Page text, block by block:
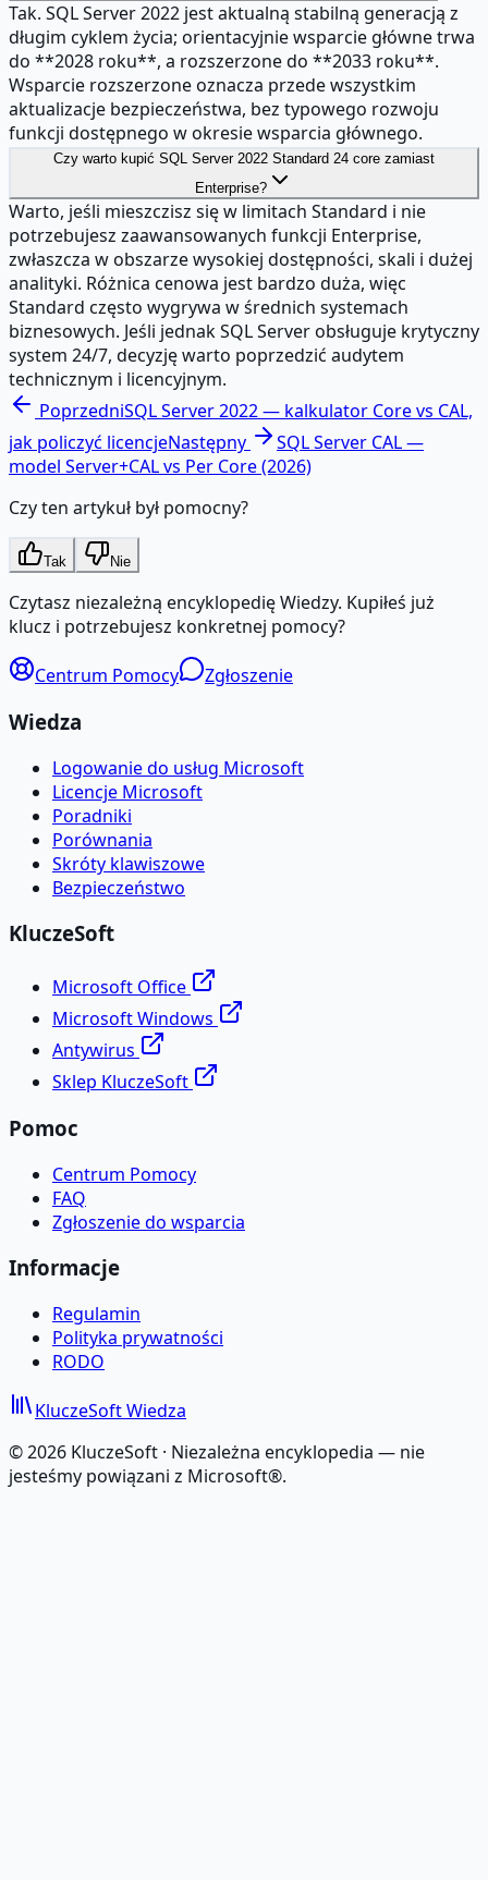
Tak. SQL Server 2022 jest aktualną stabilną generacją z
długim cyklem życia; orientacyjnie wsparcie główne trwa
do **2028 roku**, a rozszerzone do **2033 roku**.
Wsparcie rozszerzone oznacza przede wszystkim
aktualizacje bezpieczeństwa, bez typowego rozwoju
funkcji dostępnego w okresie wsparcia głównego.
Czy warto kupić SQL Server 2022 Standard 24 core zamiast
Enterprise?
Warto, jeśli mieszczisz się w limitach Standard i nie
potrzebujesz zaawansowanych funkcji Enterprise,
zwłaszcza w obszarze wysokiej dostępności, skali i dużej
analityki. Różnica cenowa jest bardzo duża, więc
Standard często wygrywa w średnich systemach
biznesowych. Jeśli jednak SQL Server obsługuje krytyczny
system 24/7, decyzję warto poprzedzić audytem
technicznym i licencyjnym.
PoprzedniSQL Server 2022 — kalkulator Core vs CAL,
jak policzyć licencjeNastępny
SQL Server CAL —
model Server+CAL vs Per Core (2026)
Czy ten artykuł był pomocny?
Tak Nie
Czytasz niezależną encyklopedię Wiedzy. Kupiłeś już
klucz i potrzebujesz konkretnej pomocy?
Centrum Pomocy Zgłoszenie
Wiedza
Logowanie do usług Microsoft
Licencje Microsoft
Poradniki
Porównania
Skróty klawiszowe
Bezpieczeństwo
KluczeSoft
Microsoft Office
Microsoft Windows
Antywirus
Sklep KluczeSoft
Pomoc
Centrum Pomocy
FAQ
Zgłoszenie do wsparcia
Informacje
Regulamin
Polityka prywatności
RODO
KluczeSoftWiedza
©2026 KluczeSoft · Niezależna encyklopedia — nie
jesteśmy powiązani z Microsoft®.